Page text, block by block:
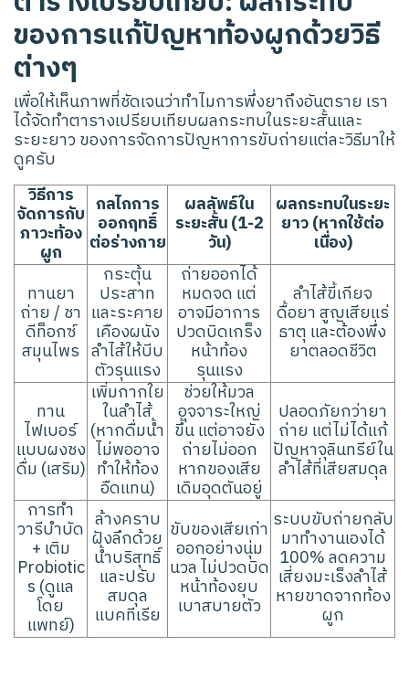
ของการแก้ปัญหาท้องผูกด้วยวิธี
ต่างๆ
เพื่อให้เห็นภาพที่ชัดเจนว่าทำไมการพึ่งยาถึงอันตราย เรา
ได้จัดทำตารางเปรียบเทียบผลกระทบในระยะสั้นและ
ระยะยาว ของการจัดการปัญหาการขับถ่ายแต่ละวิธีมาให้
ดูครับ
วิธีการ
จัดการกับ
ภาวะท้อง
ผูก
กลไกการ
ออกฤทธิ์
ต่อร่างกาย
ผลลัพธ์ใน
ระยะสั้น (1-2
วัน)
ผลกระทบในระยะ
ยาว (หากใช้ต่อ
เนื่อง)
ทานยา
ถ่าย / ชา
ดีท็อกซ์
สมุนไพร
กระตุ้น
ประสาท
และระคาย
เคืองผนัง
ลำไส้ให้บีบ
ตัวรุนแรง
ถ่ายออกได้
หมดจด แต่
อาจมีอาการ
ปวดบิดเกร็ง
หน้าท้อง
รุนแรง
ลำไส้ขี้เกียจ
ดื้อยา สูญเสียแร่
ธาตุ และต้องพึ่ง
ยาตลอดชีวิต
ทาน
ไฟเบอร์
แบบผงชง
ดื่ม (เสริม)
เพิ่มกากใย
ในลำไส้
(หากดื่มน้ำ
ไม่พออาจ
ทำให้ท้อง
อืดแทน)
ช่วยให้มวล
อุจจาระใหญ่
ขึ้น แต่อาจยัง
ถ่ายไม่ออก
หากของเสีย
เดิมอุดตันอยู่
ปลอดภัยกว่ายา
ถ่าย แต่ไม่ได้แก้
ปัญหาจุลินทรีย์ใน
ลำไส้ที่เสียสมดุล
การทำ
วารีบำบัด
+ เติม
Probiotic
s (ดูแล
โดย
แพทย์)
ล้างคราบ
ฝังลึกด้วย
น้ำบริสุทธิ์
และปรับ
สมดุล
แบคทีเรีย
ขับของเสียเก่า
ออกอย่างนุ่ม
นวล ไม่ปวดบิด
หน้าท้องยุบ
เบาสบายตัว
ระบบขับถ่ายกลับ
มาทำงานเองได้
100% ลดความ
เสี่ยงมะเร็งลำไส้
หายขาดจากท้อง
ผูก